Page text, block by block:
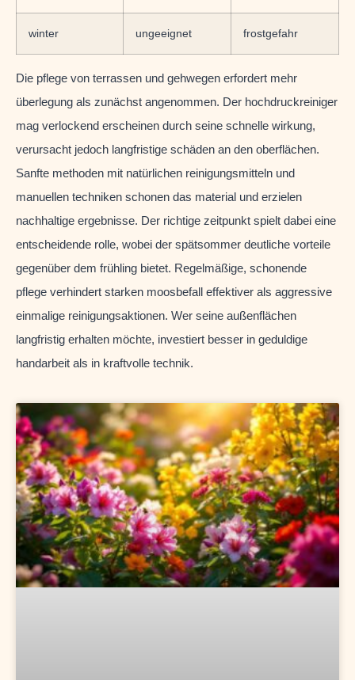
winter ungeeignet frostgefahr
Die pflege von terrassen und gehwegen erfordert mehr
überlegung als zunächst angenommen. Der hochdruckreiniger
mag verlockend erscheinen durch seine schnelle wirkung,
verursacht jedoch langfristige schäden an den oberflächen.
Sanfte methoden mit natürlichen reinigungsmitteln und
manuellen techniken schonen das material und erzielen
nachhaltige ergebnisse. Der richtige zeitpunkt spielt dabei eine
entscheidende rolle, wobei der spätsommer deutliche vorteile
gegenüber dem frühling bietet. Regelmäßige, schonende
pflege verhindert starken moosbefall effektiver als aggressive
einmalige reinigungsaktionen. Wer seine außenflächen
langfristig erhalten möchte, investiert besser in geduldige
handarbeit als in kraftvolle technik.